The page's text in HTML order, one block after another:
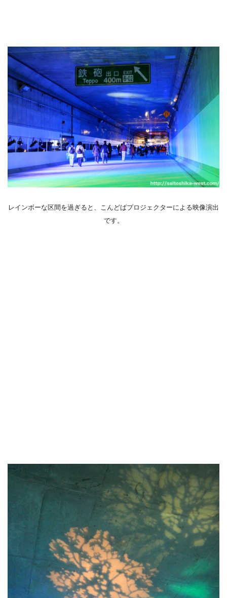
レインボーな区間を過ぎると、こんどばプロジェクターによる映像演出
です。